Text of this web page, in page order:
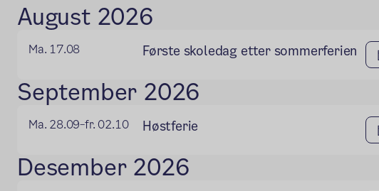
August 2026
Ma. 17.08 Første skoledag etter sommerferien
September 2026
Ma. 28.09–fr. 02.10 Høstferie
Desember 2026